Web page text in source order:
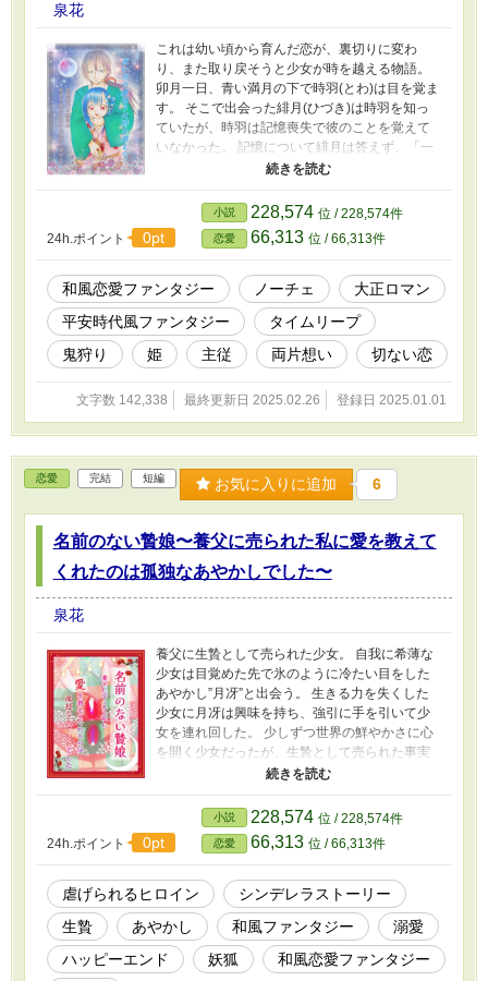
泉花
これは幼い頃から育んだ恋が、裏切りに変わ
り、また取り戻そうと少女が時を越える物語。
卯月一日、青い満月の下で時羽(とわ)は目を覚ま
す。 そこで出会った緋月(ひづき)は時羽を知っ
ていたが、時羽は記憶喪失で彼のことを覚えて
いなかった。 記憶について緋月は答えず、「一
ヶ月」の期間限定で旅をすることになる。 関係
が深まるなか、時羽は自分の知る時代より文明
が発達していると気づく。 やがて約束の日が訪
れ、満月の下で時羽が見たものは「記憶」と
「希望」、「絶望」だった。 鬼に喰われていく
緋月を助けたい。 約束を果たしたいと願い、時
羽はツクヨミの力を使い、過去へタイムリープ
する。 すべては青い月が重なる一ヶ月。 時の交
わる月と、「29.5日」の運命を歪めるために。
時代は巻き戻り、記憶は失われる。 とある国の
姫君・時羽は、鬼狩り一族の緋月と出会う。 裏
切りまでの時間、過酷な運命。 約束を果たすた
めに、愛する人を助けるために姫君は時を駆け
る――！ 和風恋愛ファンタジー×タイムパラドッ
ます。投票で応援していただけたら大変励みに
なります。よろしくお願いいたします！！
24h.ポイント 0pt
小説 228,574 位 / 228,574件
恋愛 66,313 位 / 66,313件
和風恋愛ファンタジー ノーチェ
大正ロマン
平安時代風ファンタジー
タイムリープ
鬼狩り
姫 主従 両片想い 切ない恋
文字数 142,338 最終更新日 2025.02.26 登録日 2025.01.01
恋愛 完結 短編 お気に入りに追加 6
名前のない贄娘〜養父に売られた私に愛を教えて
くれたのは孤独なあやかしでした〜
泉花
養父に生贄として売られた少女。 自我に希薄な
少女は目覚めた先で氷のように冷たい目をした
あやかし”月冴”と出会う。 生きる力を失くした
少女に月冴は興味を持ち、強引に手を引いて少
女を連れ回した。 少しずつ世界の鮮やかさに心
を開く少女だったが、生贄として売られた事実
に月冴を直視出来なかった。 【名前がない】 そ
のことが少女の足元を不安定にさせていた。 ゆ
っくりと月冴との距離を縮めていくが、自分の
気持ちを押し殺してきた少女に”選択”することは
難しかった。 そんな葛藤のなか。新たに贄とし
て女がやってきたことで少女は本音と向き合う
ことになる。 「私はどうなりたい？」 「あの時
の私はどう傷ついていたの？」 「わからない。
でもこれは乗り越えないとあなたといられない
から」 これは少女が「空っぽと思っていた自分
を見つけていき、月冴と向き合う」物語。 《和
24h.ポイント 0pt
小説 228,574 位 / 228,574件
恋愛 66,313 位 / 66,313件
虐げられるヒロイン
シンデレラストーリー
生贄
あやかし 和風ファンタジー
溺愛
ハッピーエンド
妖狐
和風恋愛ファンタジー